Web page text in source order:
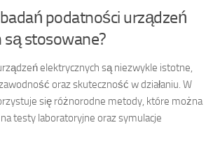
podatności urządzeń
stosowane?
elektrycznych są niezwykle istotne,
oraz skuteczność w działaniu. W
się różnorodne metody, które można
testy laboratoryjne oraz symulacje